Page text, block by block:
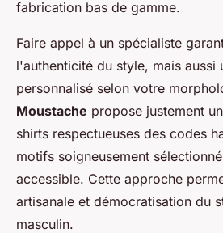
fabrication bas de gamme.
Faire appel à un spécialiste
l'authenticité du style, mais aussi
personnalisé selon votre
Moustache propose justement
shirts respectueuses des codes
motifs soigneusement
accessible. Cette approche
artisanale et démocratisation du
masculin.